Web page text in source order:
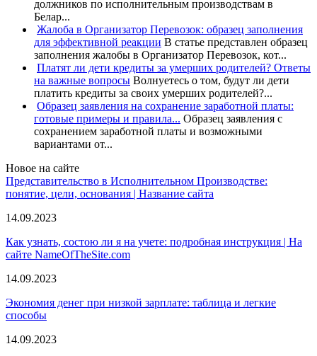
должников по исполнительным производствам в
Белар...
Жалоба в Организатор Перевозок: образец заполнения
для эффективной реакции В статье представлен образец
заполнения жалобы в Организатор Перевозок, кот...
Платят ли дети кредиты за умерших родителей? Ответы
на важные вопросы Волнуетесь о том, будут ли дети
платить кредиты за своих умерших родителей?...
Образец заявления на сохранение заработной платы:
готовые примеры и правила... Образец заявления с
сохранением заработной платы и возможными
вариантами от...
Новое на сайте
Представительство в Исполнительном Производстве:
понятие, цели, основания | Название сайта
14.09.2023
Как узнать, состою ли я на учете: подробная инструкция | На
сайте NameOfTheSite.com
14.09.2023
Экономия денег при низкой зарплате: таблица и легкие
способы
14.09.2023